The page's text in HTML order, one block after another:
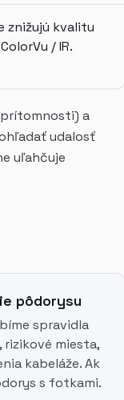
znižujú kvalitu
/ IR.
a
udalosť
uľahčuje
pôdorysu
spravidla
miesta,
kabeláže. Ak
s fotkami.